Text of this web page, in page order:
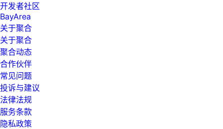
开发者社区
BayArea
关于聚合
关于聚合
聚合动态
合作伙伴
常见问题
投诉与建议
法律法规
服务条款
隐私政策